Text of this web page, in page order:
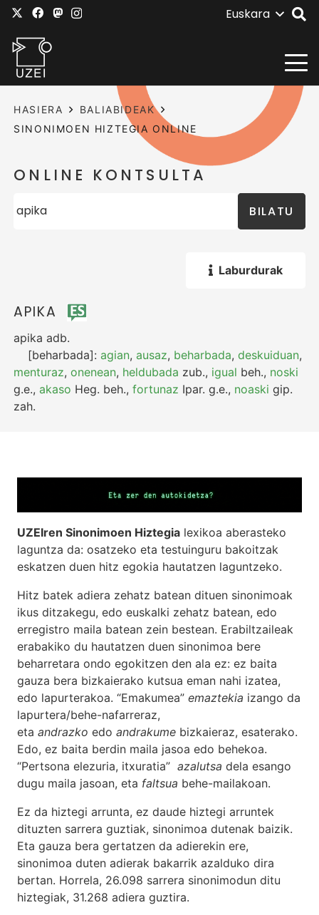
Euskara
HASIERA
BALIABIDEAK
SINONIMOEN HIZTEGIA ONLINE
ONLINE KONTSULTA
BILATU
Laburdurak
APIKA
apika adb.
[beharbada]:agian,ausaz, beharbada,deskuiduan,
menturaz,onenean, heldubada zub., igual beh., noski
g.e.,akaso Heg. beh.,fortunaz Ipar. g.e., noaski gip.
zah.
UZEIren Sinonimoen Hiztegia lexikoa aberasteko
laguntza da: osatzeko eta testuinguru bakoitzak
eskatzen duen hitz egokia hautatzen laguntzeko.
Hitz batek adiera zehatz batean dituen sinonimoak
ikus ditzakegu, edo euskalki zehatz batean, edo
erregistro maila batean zein bestean. Erabiltzaileak
erabakiko du hautatzen duen sinonimoa bere
beharretara ondo egokitzen den ala ez: ez baita
gauza bera bizkaierako kutsua eman nahi izatea,
edo lapurterakoa. “Emakumea” emaztekia izango da
lapurtera/behe-nafarreraz,
eta andrazko edo andrakume bizkaieraz, esaterako.
Edo, ez baita berdin maila jasoa edo behekoa.
“Pertsona elezuria, itxuratia” azalutsa dela esango
dugu maila jasoan, eta faltsua behe-mailakoan.
Ez da hiztegi arrunta, ez daude hiztegi arruntek
dituzten sarrera guztiak, sinonimoa dutenak baizik.
Eta gauza bera gertatzen da adierekin ere,
sinonimoa duten adierak bakarrik azalduko dira
bertan. Horrela, 26.098 sarrera sinonimodun ditu
hiztegiak, 31.268 adiera guztira.